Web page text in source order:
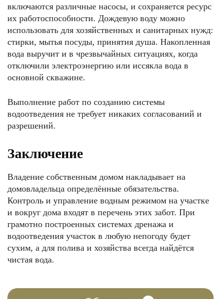
включаются различные насосы, и сохраняется ресурс
их работоспособности. Дождевую воду можно
использовать для хозяйственных и санитарных нужд:
стирки, мытья посуды, принятия душа. Накопленная
вода выручит и в чрезвычайных ситуациях, когда
отключили электроэнергию или иссякла вода в
основной скважине.
Выполнение работ по созданию системы
водоотведения не требует никаких согласований и
разрешений.
Заключение
Владение собственным домом накладывает на
домовладельца определённые обязательства.
Контроль и управление водным режимом на участке
и вокруг дома входят в перечень этих забот. При
грамотно построенных системах дренажа и
водоотведения участок в любую непогоду будет
сухим, а для полива и хозяйства всегда найдётся
чистая вода.